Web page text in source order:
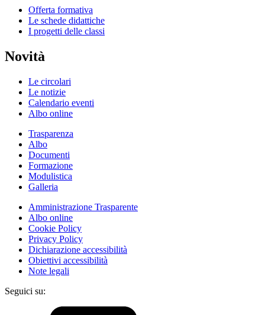
Offerta formativa
Le schede didattiche
I progetti delle classi
Novità
Le circolari
Le notizie
Calendario eventi
Albo online
Trasparenza
Albo
Documenti
Formazione
Modulistica
Galleria
Amministrazione Trasparente
Albo online
Cookie Policy
Privacy Policy
Dichiarazione accessibilità
Obiettivi accessibilità
Note legali
Seguici su: